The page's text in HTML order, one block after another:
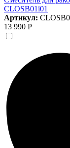
CLOSB01i01
Артикул:
13 990 Р